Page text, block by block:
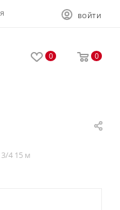
ВОЙТИ
0 0
4 15 м